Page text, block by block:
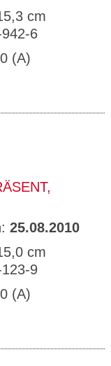
cm
6
(A)
25.08.2010
cm
9
(A)